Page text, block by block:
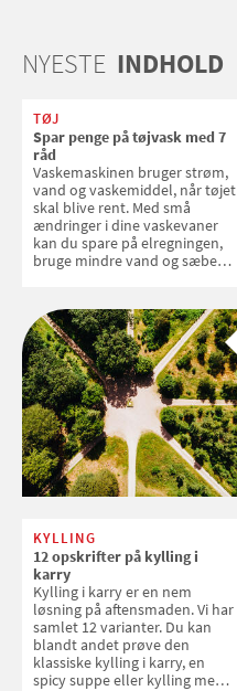
NYESTE INDHOLD
TØJ
Spar penge på tøjvask med 7
råd
Vaskemaskinen bruger strøm,
vand og vaskemiddel, når tøjet
skal blive rent. Med små
ændringer i dine vaskevaner
kan du spare på elregningen,
bruge mindre vand og sæbe
enkle råd til at spare penge på
tøjvasken
KYLLING
12 opskrifter på kylling i
karry
Kylling i karry er en nem
løsning på aftensmaden. Vi har
samlet 12 varianter. Du kan
blandt andet prøve den
klassiske kylling i karry, en
spicy suppe eller kylling med